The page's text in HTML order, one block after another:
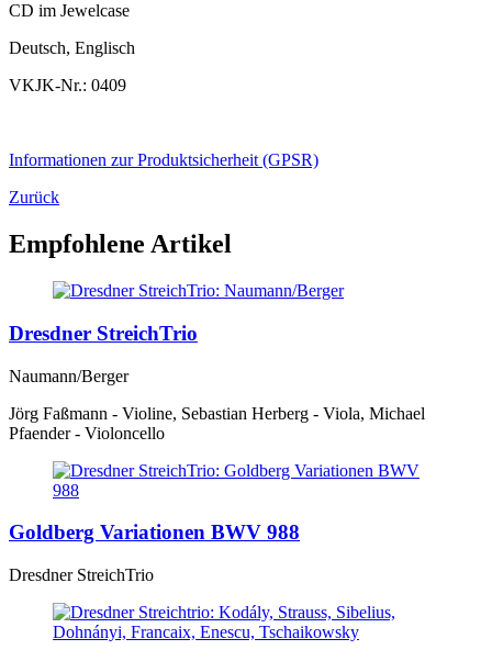
CD im Jewelcase
Deutsch, Englisch
VKJK-Nr.: 0409
Informationen zur Produktsicherheit (GPSR)
Zurück
Empfohlene Artikel
Dresdner StreichTrio
Naumann/Berger
Jörg Faßmann - Violine, Sebastian Herberg - Viola, Michael
Pfaender - Violoncello
Goldberg Variationen BWV 988
Dresdner StreichTrio